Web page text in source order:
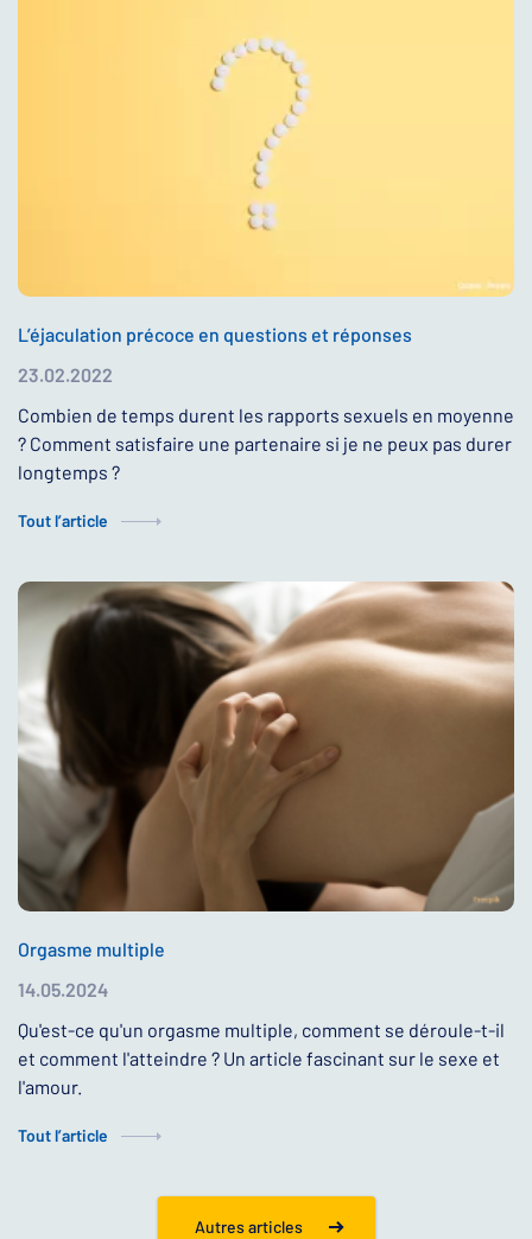
L’éjaculation précoce en questions et réponses
23.02.2022
Combien de temps durent les rapports sexuels en moyenne
? Comment satisfaire une partenaire si je ne peux pas durer
longtemps ?
Tout l’article
Orgasme multiple
14.05.2024
Qu'est-ce qu'un orgasme multiple, comment se déroule-t-il
et comment l'atteindre ? Un article fascinant sur le sexe et
l'amour.
Tout l’article
Autres articles